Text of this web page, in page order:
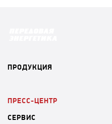
ПРОДУКЦИЯ
ПРЕСС-ЦЕНТР
СЕРВИС